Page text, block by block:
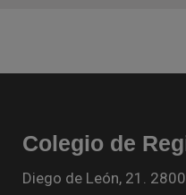
Colegio de
Diego de León, 21.